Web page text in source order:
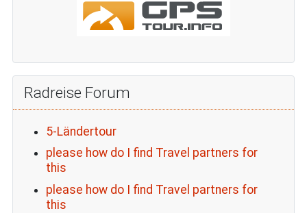
Radreise Forum
5-Ländertour
please how do I find Travel partners for
this
please how do I find Travel partners for
this